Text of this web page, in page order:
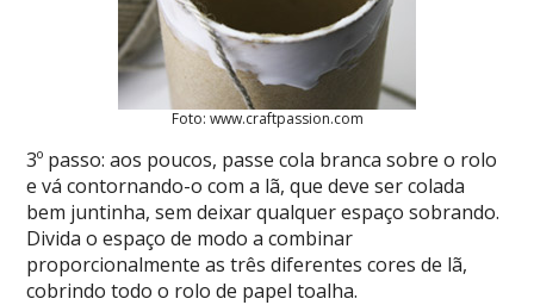
Foto: www.craftpassion.com
3º passo: aos poucos, passe cola branca sobre o rolo
e vá contornando-o com a lã, que deve ser colada
bem juntinha, sem deixar qualquer espaço sobrando.
Divida o espaço de modo a combinar
proporcionalmente as três diferentes cores de lã,
cobrindo todo o rolo de papel toalha.